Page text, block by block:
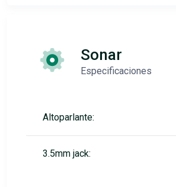
Sonar
Especificaciones
Altoparlante:
3.5mm jack: